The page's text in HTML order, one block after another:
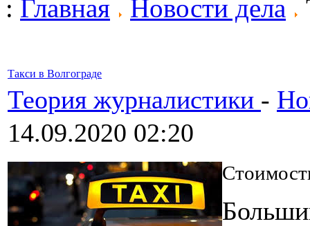
: Главная Новости дела
Такси в Волгограде
Теория журналистики -
14.09.2020 02:20